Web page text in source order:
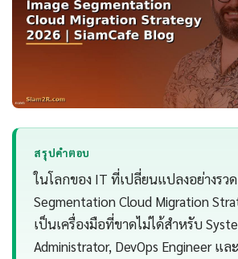
สรุปคำตอบ
ในโลกของ IT ที่เปลี่ยนแปลงอย่างรวด
Segmentation Cloud Migration
เป็นเครื่องมือที่ขาดไม่ได้สำหรับ
Administrator, DevOps Engineer แล